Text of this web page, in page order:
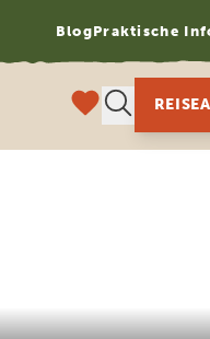
BlogPraktische